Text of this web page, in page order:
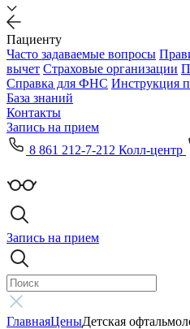
Пациенту
Часто задаваемые вопросы
вычет Страховые организации
Справка для ФНС Инструкция
База знаний
Контакты
Запись на прием
8 861 212-7-212 Колл-центр
Запись на прием
ГлавнаяЦеныДетская